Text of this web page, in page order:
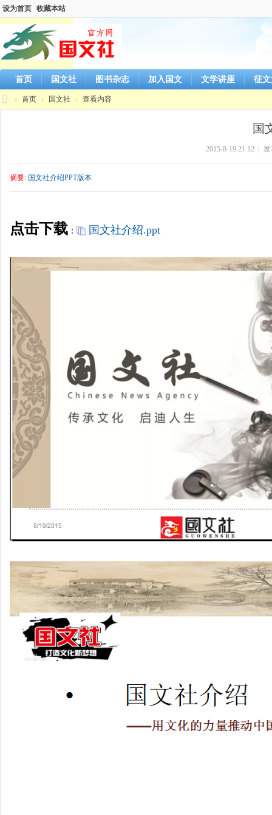
设为首页 收藏本站
首页 国文社 图书杂志 加入国文 文学讲座 征
› 首页 › 国文社 › 查看内容
国
2015-8-19 21:12
摘要: 国文社介绍PPT版本
点击下载 ： 国文社介绍.ppt